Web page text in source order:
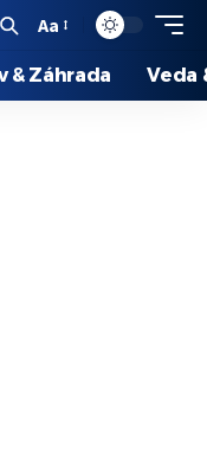
Aa
& Záhrada Veda